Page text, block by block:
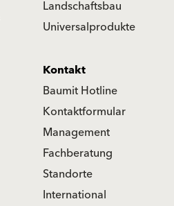
Landschaftsbau
Universalprodukte
Kontakt
Baumit Hotline
Kontaktformular
Management
Fachberatung
Standorte
International